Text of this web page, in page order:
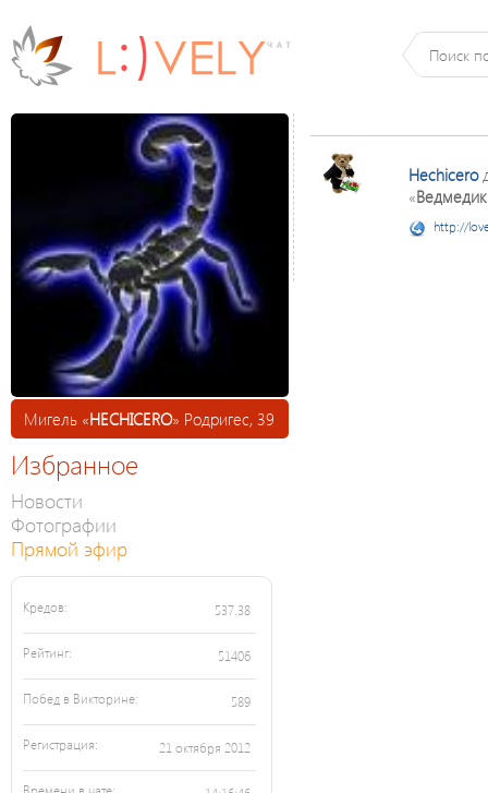
Мигель «HECHICERO» Родригес, 39
Избранное
Новости
Фотографии
Прямой эфир
Кредов: 537.38
Рейтинг: 51406
Побед в Викторине: 589
Регистрация: 21 октября 2012
Hechicero
«
http://